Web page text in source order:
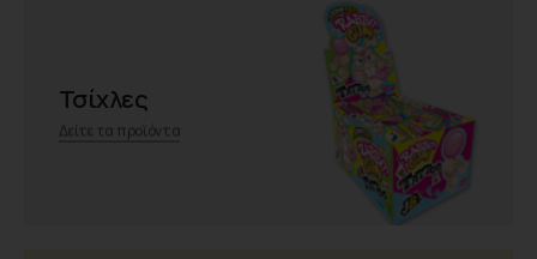
Τσίχλες
Δείτε τα προϊόντα